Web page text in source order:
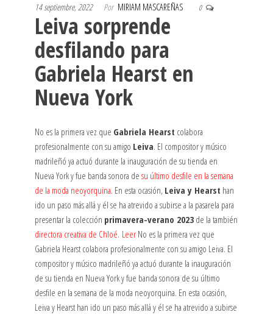
14 septiembre, 2022 Por MIRIAM MASCAREÑAS 0
Leiva sorprende
desfilando para
Gabriela Hearst en
Nueva York
No es la primera vez que Gabriela Hearst colabora
profesionalmente con su amigo Leiva. El compositor y músico
madrileñó ya actuó durante la inauguración de su tienda en
Nueva York y fue banda sonora de su último desfile en la semana
de la moda neoyorquina. En esta ocasión, Leiva y Hearst han
ido un paso más allá y él se ha atrevido a subirse a la pasarela para
presentar la colección primavera-verano 2023de la también
directora creativa de Chloé. LeerNo es la primera vez que
Gabriela Hearst colabora profesionalmente con su amigo Leiva. El
compositor y músico madrileñó ya actuó durante la inauguración
de su tienda en Nueva York y fue banda sonora de su último
desfile en la semana de la moda neoyorquina. En esta ocasión,
Leiva y Hearst han ido un paso más allá y él se ha atrevido a subirse